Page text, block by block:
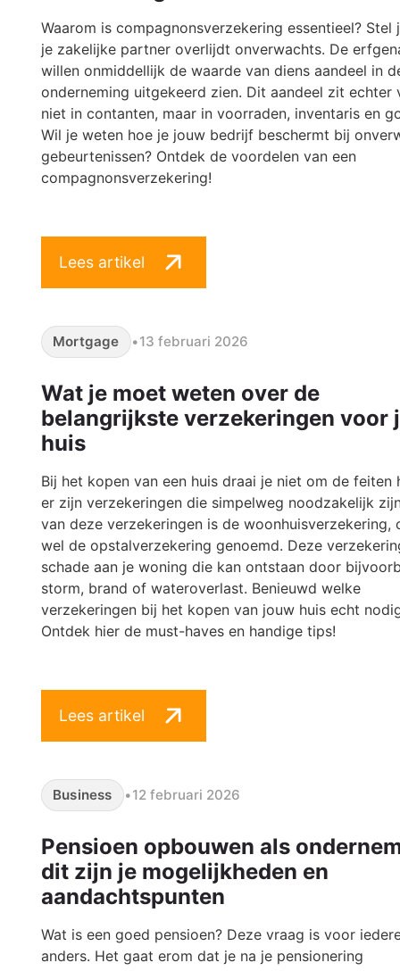
Waarom is compagnonsverzekering essentieel? Stel
je zakelijke partner overlijdt onverwachts. De
willen onmiddellijk de waarde van diens aandeel in
onderneming uitgekeerd zien. Dit aandeel zit echter
niet in contanten, maar in voorraden, inventaris en
Wil je weten hoe je jouw bedrijf beschermt bij
gebeurtenissen? Ontdek de voordelen van een
compagnonsverzekering!
Lees artikel
Mortgage •13 februari 2026
Wat je moet weten over de
belangrijkste verzekeringen voor
huis
Bij het kopen van een huis draai je niet om de feiten
er zijn verzekeringen die simpelweg noodzakelijk
van deze verzekeringen is de woonhuisverzekering,
wel de opstalverzekering genoemd. Deze
schade aan je woning die kan ontstaan door
storm, brand of wateroverlast. Benieuwd welke
verzekeringen bij het kopen van jouw huis echt
Ontdek hier de must-haves en handige tips!
Lees artikel
Business •12 februari 2026
Pensioen opbouwen als
dit zijn je mogelijkheden en
aandachtspunten
Wat is een goed pensioen? Deze vraag is voor
anders. Het gaat erom dat je na je pensionering